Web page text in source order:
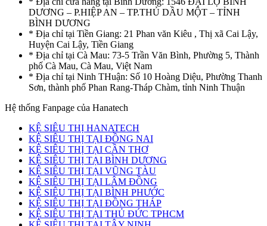
DƯƠNG – P.HIỆP AN – TP.THỦ DẦU MỘT – TỈNH
BÌNH DƯƠNG
* Địa chỉ tại Tiền Giang: 21 Phan văn Kiêu , Thị xã Cai Lậy,
Huyện Cai Lậy, Tiền Giang
* Địa chỉ tại Cà Mau: 73-5 Trần Văn Bình, Phường 5, Thành
phố Cà Mau, Cà Mau, Việt Nam
* Địa chỉ tại Ninh THuận: Số 10 Hoàng Diệu, Phường Thanh
Sơn, thành phố Phan Rang-Tháp Chàm, tỉnh Ninh Thuận
Hệ thống Fanpage của Hanatech
KỆ SIÊU THỊ HANATECH
KỆ SIÊU THỊ TẠI ĐỒNG NAI
KỆ SIÊU THỊ TẠI CẦN THƠ
KỆ SIÊU THỊ TẠI BÌNH DƯƠNG
KỆ SIÊU THỊ TẠI VŨNG TÀU
KỆ SIÊU THỊ TẠI LÂM ĐỒNG
KỆ SIÊU THỊ TẠI BÌNH PHƯỚC
KỆ SIÊU THỊ TẠI ĐỒNG THÁP
KỆ SIÊU THỊ TẠI THỦ ĐỨC TPHCM